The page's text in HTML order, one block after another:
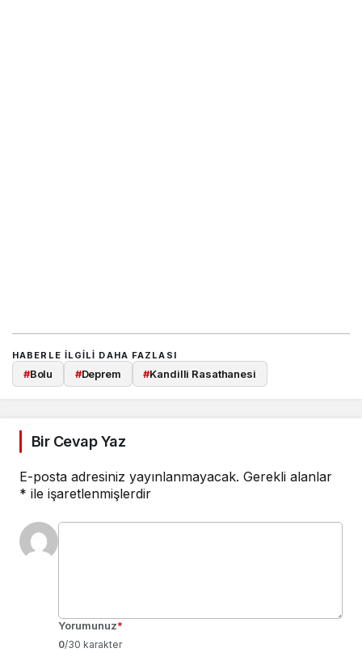
HABERLE ILGILI DAHA FAZLASI
#Bolu #Deprem #Kandilli Rasathanesi
Bir Cevap Yaz
E-posta adresiniz yayınlanmayacak. Gerekli alanlar
* ile işaretlenmişlerdir
Yorumunuz*
0/30 karakter